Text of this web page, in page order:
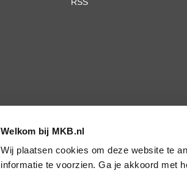
Welkom bij MKB.nl
Wij plaatsen cookies om deze website te
informatie te voorzien. Ga je akkoord met